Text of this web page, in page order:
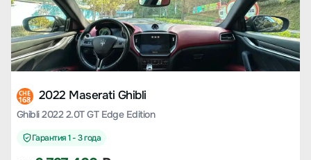
CHE
168 2022 Maserati Ghibli
Ghibli 2022 2.0T GT Edge Edition
Гарантия 1 - 3 года